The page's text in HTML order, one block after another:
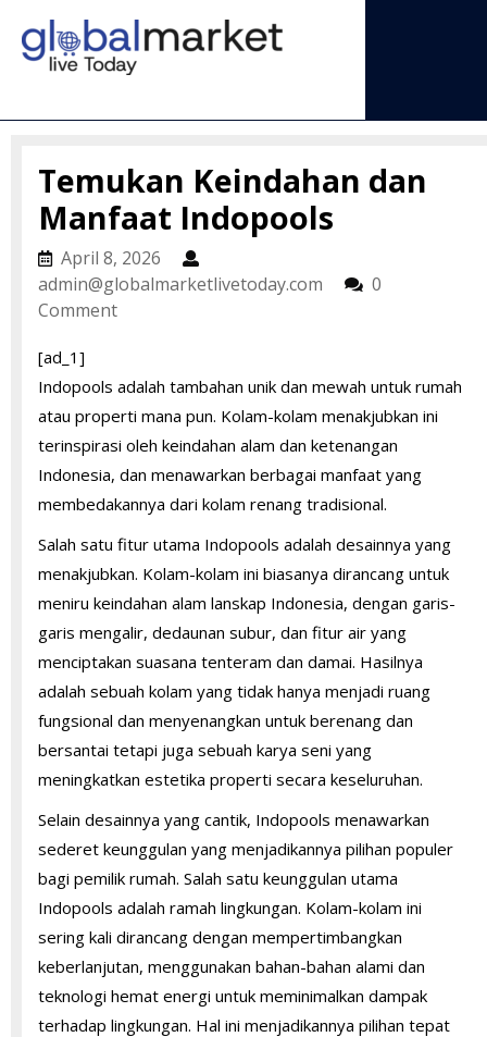
content
Menu
Temukan Keindahan dan
Manfaat Indopools
April 8, 2026 April
8,
admin@globalmarketlivetoday.com
0
Comment
[ad_1]
Indopools adalah tambahan unik dan mewah untuk rumah
atau properti mana pun. Kolam-kolam menakjubkan ini
terinspirasi oleh keindahan alam dan ketenangan
Indonesia, dan menawarkan berbagai manfaat yang
membedakannya dari kolam renang tradisional.
Salah satu fitur utama Indopools adalah desainnya yang
menakjubkan. Kolam-kolam ini biasanya dirancang untuk
meniru keindahan alam lanskap Indonesia, dengan garis-
garis mengalir, dedaunan subur, dan fitur air yang
menciptakan suasana tenteram dan damai. Hasilnya
adalah sebuah kolam yang tidak hanya menjadi ruang
fungsional dan menyenangkan untuk berenang dan
bersantai tetapi juga sebuah karya seni yang
meningkatkan estetika properti secara keseluruhan.
Selain desainnya yang cantik, Indopools menawarkan
sederet keunggulan yang menjadikannya pilihan populer
bagi pemilik rumah. Salah satu keunggulan utama
Indopools adalah ramah lingkungan. Kolam-kolam ini
sering kali dirancang dengan mempertimbangkan
keberlanjutan, menggunakan bahan-bahan alami dan
teknologi hemat energi untuk meminimalkan dampak
terhadap lingkungan. Hal ini menjadikannya pilihan tepat